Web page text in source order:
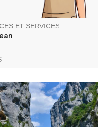
ET SERVICES
et Nature, vous propose de
Verdon à travers nos
partagerez avec nous